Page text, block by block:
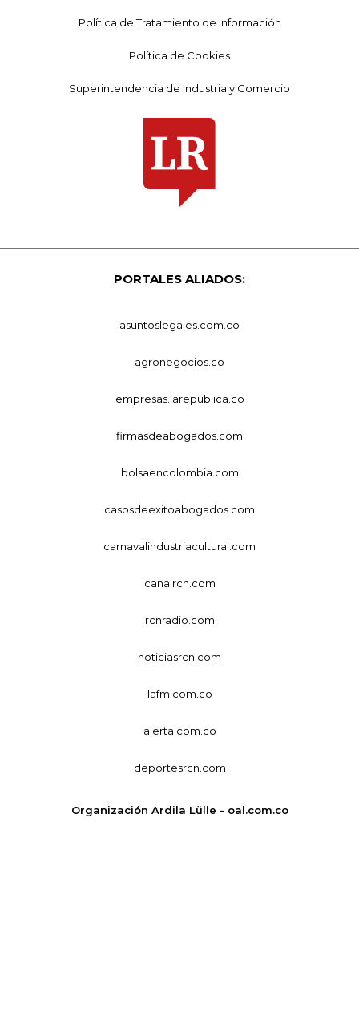
Política de Tratamiento de Información
Política de Cookies
Superintendencia de Industria y Comercio
PORTALES ALIADOS:
asuntoslegales.com.co
agronegocios.co
empresas.larepublica.co
firmasdeabogados.com
bolsaencolombia.com
casosdeexitoabogados.com
carnavalindustriacultural.com
canalrcn.com
rcnradio.com
noticiasrcn.com
lafm.com.co
alerta.com.co
deportesrcn.com
Organización Ardila Lülle - oal.com.co